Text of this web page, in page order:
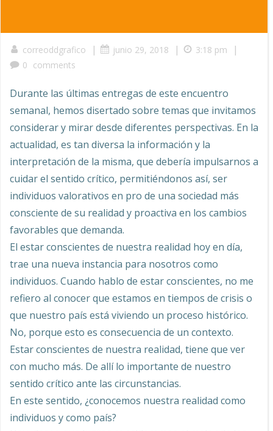
correoddgrafico | junio 29, 2018 | 3:18 pm |
0 comments
Durante las últimas entregas de este encuentro
semanal, hemos disertado sobre temas que invitamos
considerar y mirar desde diferentes perspectivas. En la
actualidad, es tan diversa la información y la
interpretación de la misma, que debería impulsarnos a
cuidar el sentido crítico, permitiéndonos así, ser
individuos valorativos en pro de una sociedad más
consciente de su realidad y proactiva en los cambios
favorables que demanda.
El estar conscientes de nuestra realidad hoy en día,
trae una nueva instancia para nosotros como
individuos. Cuando hablo de estar conscientes, no me
refiero al conocer que estamos en tiempos de crisis o
que nuestro país está viviendo un proceso histórico.
No, porque esto es consecuencia de un contexto.
Estar conscientes de nuestra realidad, tiene que ver
con mucho más. De allí lo importante de nuestro
sentido crítico ante las circunstancias.
En este sentido, ¿conocemos nuestra realidad como
individuos y como país?